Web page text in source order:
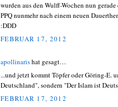
wurden aus den Wulff-Wochen nun
PPQ nunmehr nach einem neuen
:DDD
FEBRUAR 17, 2012
apollinarishat gesagt…
...und jetzt kommt Töpfer oder Göring-E.
Deutschland", sondern "Der Islam ist
FEBRUAR 17, 2012